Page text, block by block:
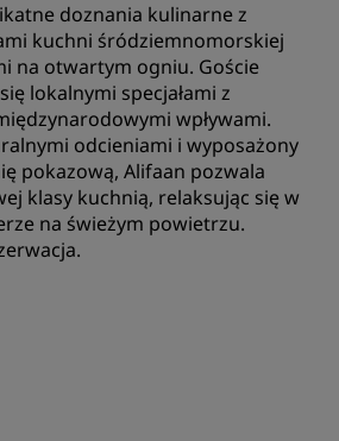
doznania kulinarne z
kuchni śródziemnomorskiej
na otwartym ogniu. Goście
lokalnymi specjałami z
wpływami.
odcieniami i wyposażony
pokazową, Alifaan pozwala
klasy kuchnią, relaksując się w
na świeżym powietrzu.